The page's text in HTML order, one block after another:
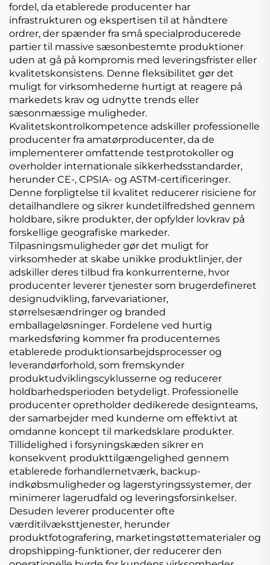
fordel, da etablerede producenter har
infrastrukturen og ekspertisen til at håndtere
ordrer, der spænder fra små specialproducerede
partier til massive sæsonbestemte produktioner
uden at gå på kompromis med leveringsfrister eller
kvalitetskonsistens. Denne fleksibilitet gør det
muligt for virksomhederne hurtigt at reagere på
markedets krav og udnytte trends eller
sæsonmæssige muligheder.
Kvalitetskontrolkompetence adskiller professionelle
producenter fra amatørproducenter, da de
implementerer omfattende testprotokoller og
overholder internationale sikkerhedsstandarder,
herunder CE-, CPSIA- og ASTM-certificeringer.
Denne forpligtelse til kvalitet reducerer risiciene for
detailhandlere og sikrer kundetilfredshed gennem
holdbare, sikre produkter, der opfylder lovkrav på
forskellige geografiske markeder.
Tilpasningsmuligheder gør det muligt for
virksomheder at skabe unikke produktlinjer, der
adskiller deres tilbud fra konkurrenterne, hvor
producenter leverer tjenester som brugerdefineret
designudvikling, farvevariationer,
størrelsesændringer og branded
emballageløsninger. Fordelene ved hurtig
markedsføring kommer fra producenternes
etablerede produktionsarbejdsprocesser og
leverandørforhold, som fremskynder
produktudviklingscyklusserne og reducerer
holdbarhedsperioden betydeligt. Professionelle
producenter opretholder dedikerede designteams,
der samarbejder med kunderne om effektivt at
omdanne koncept til markedsklare produkter.
Tillidelighed i forsyningskæden sikrer en
konsekvent produkttilgængelighed gennem
etablerede forhandlernetværk, backup-
indkøbsmuligheder og lagerstyringssystemer, der
minimerer lagerudfald og leveringsforsinkelser.
Desuden leverer producenter ofte
værditilvæksttjenester, herunder
produktfotografering, marketingstøttematerialer og
dropshipping-funktioner, der reducerer den